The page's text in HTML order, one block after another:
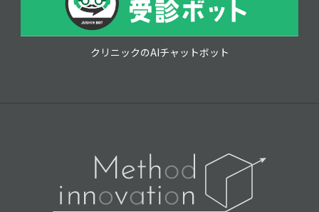
クリニックのAIチャットボット